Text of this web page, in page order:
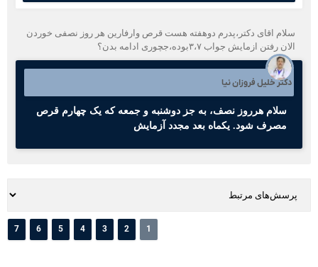
سلام اقای دکتر،پدرم دوهفته هست قرص وارفارین هر روز نصفی خوردن
الان رفتن ازمایش جواب ۳،۷بوده،جچوری ادامه بدن؟
دکتر خلیل فروزان نیا
سلام هرروز نصف، به جز دوشنبه و جمعه که یک چهارم قرص
مصرف شود. یکماه بعد مجدد آزمایش
1
2
3
4
5
6
7